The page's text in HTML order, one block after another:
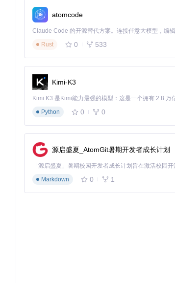
从混响、延迟到吉他失真应有尽有。音量自动化
音频修复：受损录音的专业级恢复
0%的断音问题，显著提升录音质量。
零基础到专业用户的成长路径图
核心价值：Audacity的渐进式学习曲线设计，让
入门阶段（1-2周）：掌握核心操作
目标：能够完成简单的录音、剪辑和导出任务
基本效果应用（降噪、音量调整）
多格式导出（MP3、WAV、FLAC）
atomcode
Rust
0 533
Kimi-K3
Python
0 0
源启盛夏_AtomGit暑期开发者成长计划
Markdown
0 1